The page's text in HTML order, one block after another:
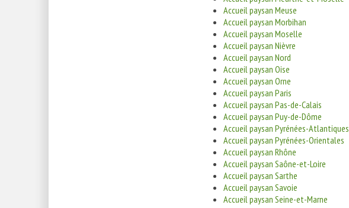
Accueil paysan Meuse
Accueil paysan Morbihan
Accueil paysan Moselle
Accueil paysan Nièvre
Accueil paysan Nord
Accueil paysan Oise
Accueil paysan Orne
Accueil paysan Paris
Accueil paysan Pas-de-Calais
Accueil paysan Puy-de-Dôme
Accueil paysan Pyrénées-Atlantiques
Accueil paysan Pyrénées-Orientales
Accueil paysan Rhône
Accueil paysan Saône-et-Loire
Accueil paysan Sarthe
Accueil paysan Savoie
Accueil paysan Seine-et-Marne